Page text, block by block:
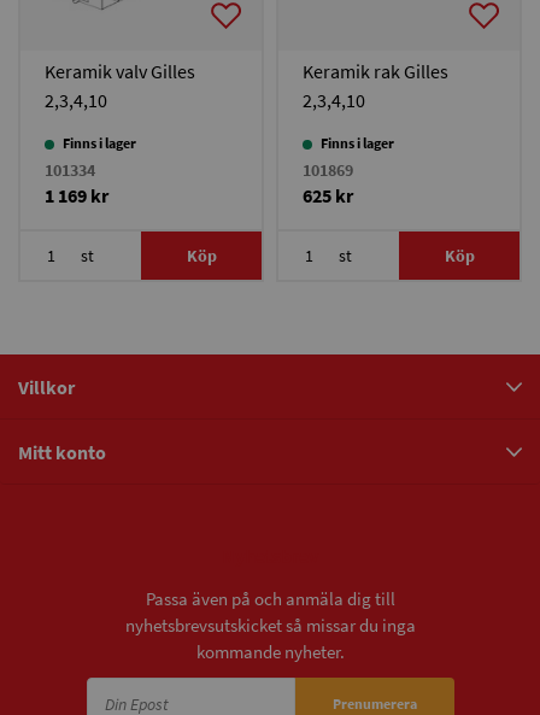
Keramik valv Gilles
2,3,4,10
Finns i lager
101334
1 169 kr
st Köp
Keramik rak Gilles
2,3,4,10
Finns i lager
101869
625 kr
st Köp
Villkor
Mitt konto
Passa även på och anmäla dig till
nyhetsbrevsutskicket så missar du inga
kommande nyheter.
Prenumerera